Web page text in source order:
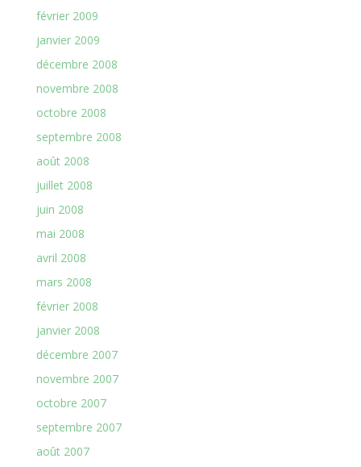
février 2009
janvier 2009
décembre 2008
novembre 2008
octobre 2008
septembre 2008
août 2008
juillet 2008
juin 2008
mai 2008
avril 2008
mars 2008
février 2008
janvier 2008
décembre 2007
novembre 2007
octobre 2007
septembre 2007
août 2007